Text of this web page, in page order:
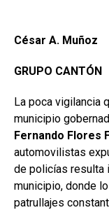
César A. Muñoz
GRUPO CANTÓN
La poca vigilancia
municipio
Fernando Flores
automovilistas
de policías resulta
municipio, donde
patrullajes